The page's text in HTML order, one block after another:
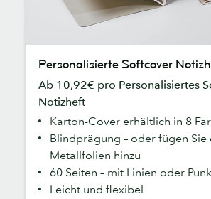
Softcover
Notizhefte
Personalisierte Softcover
Ab 10,92€ pro Personalisiertes
Notizheft
Karton-Cover erhältlich in 8
Blindprägung – oder fügen Sie
Metallfolien hinzu
60 Seiten – mit Linien oder
Leicht und flexibel